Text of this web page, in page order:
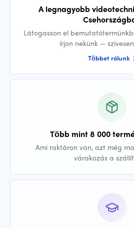
A legnagyobb
Látogasson el
írjon nekünk —
Többet rólunk
Több mint 8 000
Ami raktáron van, azt még
várakozás a